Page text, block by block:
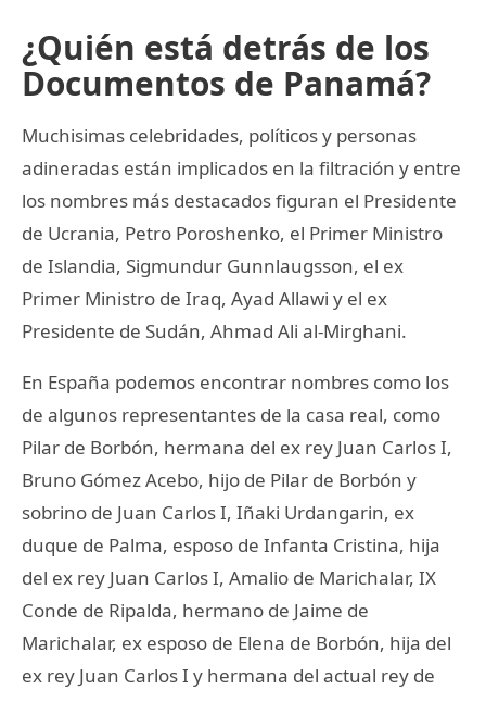
¿Quién está detrás de los
Documentos de Panamá?
Muchisimas celebridades, políticos y personas
adineradas están implicados en la filtración y entre
los nombres más destacados figuran el Presidente
de Ucrania, Petro Poroshenko, el Primer Ministro
de Islandia, Sigmundur Gunnlaugsson, el ex
Primer Ministro de Iraq, Ayad Allawi y el ex
Presidente de Sudán, Ahmad Ali al-Mirghani.
En España podemos encontrar nombres como los
de algunos representantes de la casa real, como
Pilar de Borbón, hermana del ex rey Juan Carlos I,
Bruno Gómez Acebo, hijo de Pilar de Borbón y
sobrino de Juan Carlos I, Iñaki Urdangarin, ex
duque de Palma, esposo de Infanta Cristina, hija
del ex rey Juan Carlos I, Amalio de Marichalar, IX
Conde de Ripalda, hermano de Jaime de
Marichalar, ex esposo de Elena de Borbón, hija del
ex rey Juan Carlos I y hermana del actual rey de